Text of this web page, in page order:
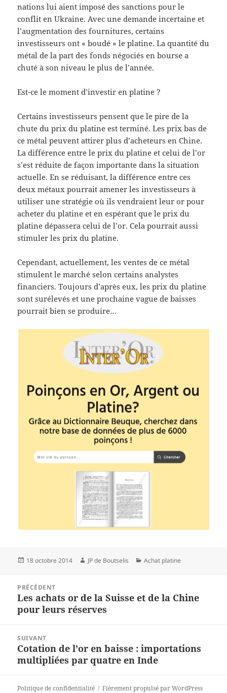
nations lui aient imposé des sanctions pour le
conflit en Ukraine. Avec une demande incertaine et
l’augmentation des fournitures, certains
investisseurs ont « boudé » le platine. La quantité du
métal de la part des fonds négociés en bourse a
chuté à son niveau le plus de l’année.
Est-ce le moment d’investir en platine ?
Certains investisseurs pensent que le pire de la
chute du prix du platine est terminé. Les prix bas de
ce métal peuvent attirer plus d’acheteurs en Chine.
La différence entre le prix du platine et celui de l’or
s’est réduite de façon importante dans la situation
actuelle. En se réduisant, la différence entre ces
deux métaux pourrait amener les investisseurs à
utiliser une stratégie où ils vendraient leur or pour
acheter du platine et en espérant que le prix du
platine dépassera celui de l’or. Cela pourrait aussi
stimuler les prix du platine.
Cependant, actuellement, les ventes de ce métal
stimulent le marché selon certains analystes
financiers. Toujours d’après eux, les prix du platine
sont surélevés et une prochaine vague de baisses
pourrait bien se produire…
Publié
18 octobre 2014 Auteur
JP de Boutselis Catégories
Achat platine
PRÉCÉDENT
Article
précédent :
Les achats or de la Suisse et de la Chine
pour leurs réserves
SUIVANT
Article
suivant :
Cotation de l’or en baisse : importations
multipliées par quatre en Inde
Politique de confidentialité Fièrement propulsé par WordPress